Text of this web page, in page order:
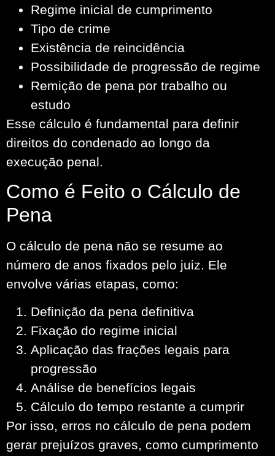
Regime inicial de cumprimento
Tipo de crime
Existência de reincidência
Possibilidade de progressão de regime
Remição de pena por trabalho ou
estudo
Esse cálculo é fundamental para definir
direitos do condenado ao longo da
execução penal.
Como é Feito o Cálculo de
Pena
O cálculo de pena não se resume ao
número de anos fixados pelo juiz. Ele
envolve várias etapas, como:
Definição da pena definitiva
Fixação do regime inicial
Aplicação das frações legais para
progressão
Análise de benefícios legais
Cálculo do tempo restante a cumprir
Por isso, erros no cálculo de pena podem
gerar prejuízos graves, como cumprimento